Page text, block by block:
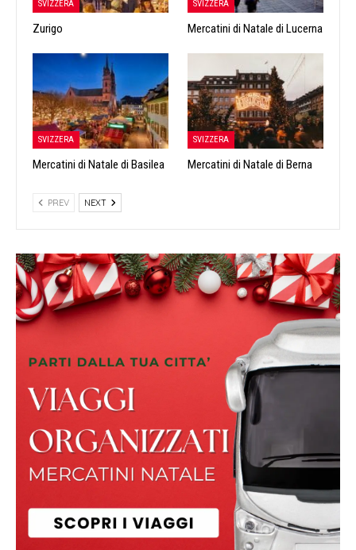
SVIZZERA
Zurigo
SVIZZERA
Mercatini di Natale di Lucerna
SVIZZERA
Mercatini di Natale di Basilea
SVIZZERA
Mercatini di Natale di Berna
PREV NEXT